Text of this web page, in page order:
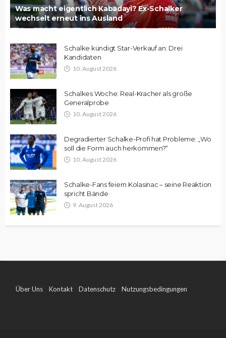
Was macht eigentlich Kabadayi? Ex-Schalker
wechselt erneut ins Ausland
Schalke kündigt Star-Verkauf an: Drei
Kandidaten
10. August 2026
Schalkes Woche: Real-Kracher als große
Generalprobe
10. August 2026
Degradierter Schalke-Profi hat Probleme: „Wo
soll die Form auch herkommen?“
10. August 2026
Schalke-Fans feiern Kolasinac – seine Reaktion
spricht Bände
9. August 2026
Über Uns Kontakt Datenschutz Nutzungsbedingungen